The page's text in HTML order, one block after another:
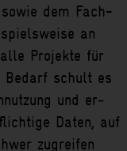
dem Fach-
an
Projekte für
Be­darf schult es
und er­
Daten, auf
zu­greifen